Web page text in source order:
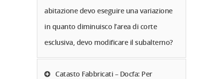
abitazione devo eseguire una variazione
in quanto diminuisco l’area di corte
esclusiva, devo modificare il subalterno?
Catasto Fabbricati – Docfa: Per